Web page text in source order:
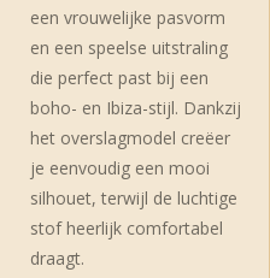
een vrouwelijke pasvorm
en een speelse uitstraling
die perfect past bij een
boho- en Ibiza-stijl. Dankzij
het overslagmodel creëer
je eenvoudig een mooi
silhouet, terwijl de luchtige
stof heerlijk comfortabel
draagt.